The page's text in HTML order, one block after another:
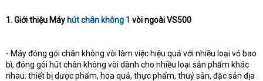
1. Giới thiệu Máy hút chân không 1 vòi ngoài VS500
- Máy đóng gói chân không vòi làm việc hiệu quả với nhiều loại vỏ bao
bì, đóng gói hút chân không vòi dành cho nhiều loại sản phẩm khác
nhau: thiết bị dược phẩm, hoa quả, thực phẩm, thuỷ sản, đặc sản địa